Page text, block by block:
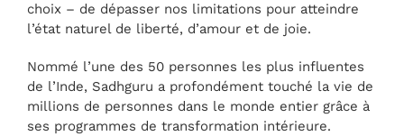
choix – de dépasser nos limitations pour atteindre
l’état naturel de liberté, d’amour et de joie.
Nommé l’une des 50 personnes les plus influentes
de l’Inde, Sadhguru a profondément touché la vie de
millions de personnes dans le monde entier grâce à
ses programmes de transformation intérieure.